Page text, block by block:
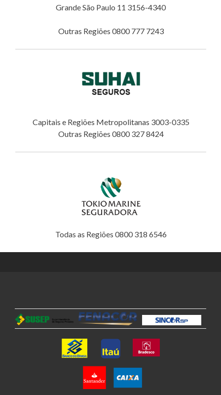
Grande São Paulo 11 3156-4340
Outras Regiões 0800 777 7243
Capitais e Regiões Metropolitanas 3003-0335
Outras Regiões 0800 327 8424
Todas as Regiões 0800 318 6546